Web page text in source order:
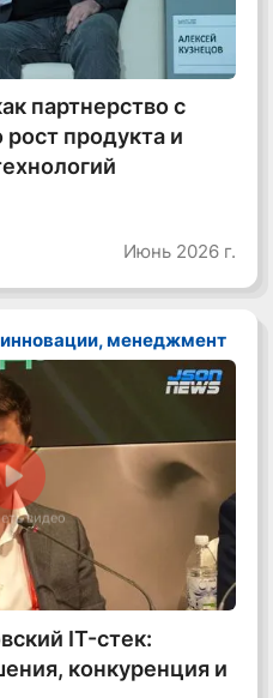
партнерство с
продукта и
Июнь 2026 г.
инновации, менеджмент
видео
IT-стек:
конкуренция и